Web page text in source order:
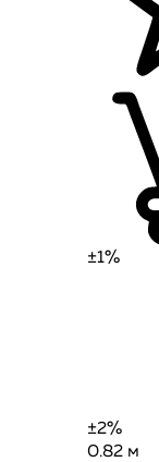
±1%
±2%
0.82 м